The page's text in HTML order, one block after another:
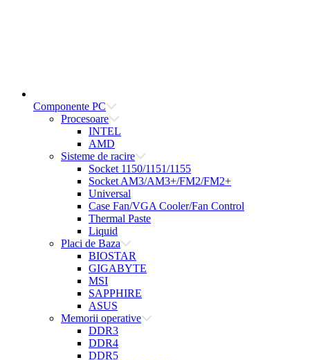
Componente PC
Procesoare
INTEL
AMD
Sisteme de racire
Socket 1150/1151/1155
Socket AM3/AM3+/FM2/FM2+
Universal
Case Fan/VGA Cooler/Fan Control
Thermal Paste
Liquid
Placi de Baza
BIOSTAR
GIGABYTE
MSI
SAPPHIRE
ASUS
Memorii operative
DDR3
DDR4
DDR5